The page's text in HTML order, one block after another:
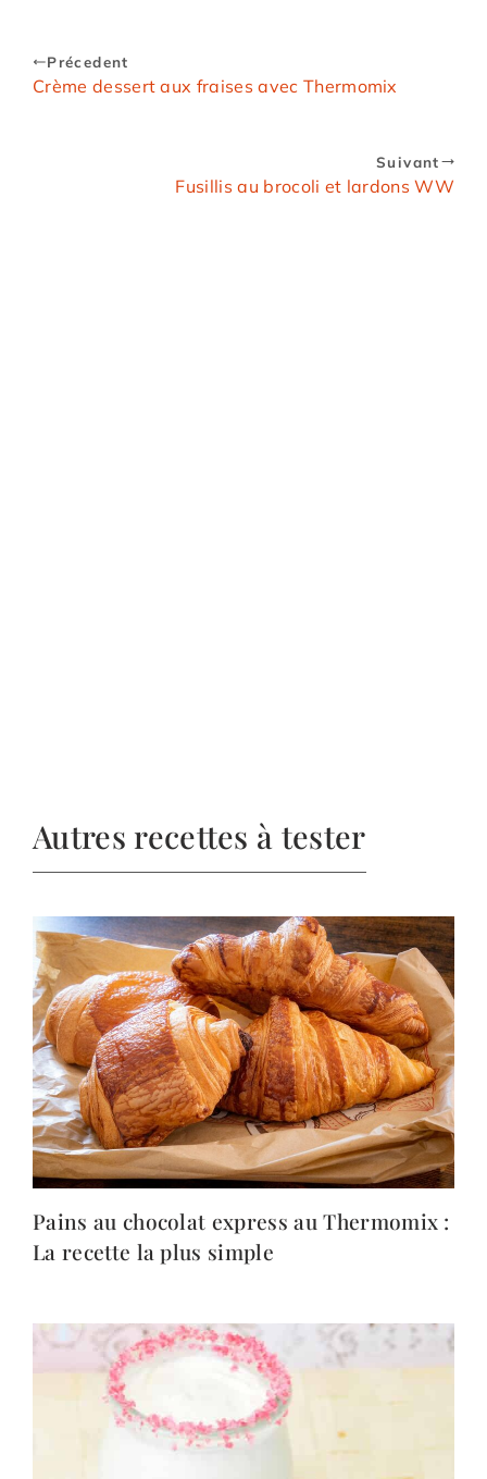
Précedent
Crème dessert aux fraises avec Thermomix
Suivant
Fusillis au brocoli et lardons WW
Autres recettes à tester
Pains au chocolat express au Thermomix :
La recette la plus simple